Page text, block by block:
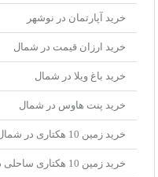
خرید آپارتمان در نوشهر
خرید ارزان قیمت در شمال
خرید باغ ویلا در شمال
خرید پنت هاوس در شمال
خرید زمین 10 هکتاری در شمال
خرید زمین 10 هکتاری ساحلی در شمال